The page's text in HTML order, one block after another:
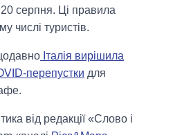
20 серпня. Ці правила
числі туристів.
Італія вирішила
перепустки для
від редакції «Слово і